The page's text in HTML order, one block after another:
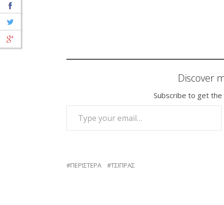
Discover
Subscribe to get
TYPE YOUR EMAIL…
ΠΕΡΙΣΤΕΡΑ ΤΣΙΠΡΑΣ